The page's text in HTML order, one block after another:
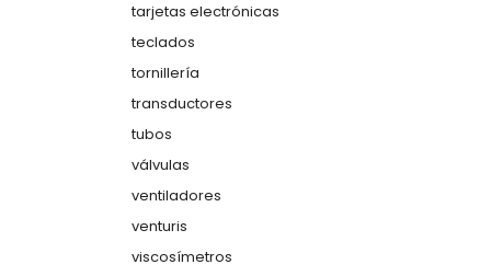
tarjetas electrónicas
teclados
tornillería
transductores
tubos
válvulas
ventiladores
venturis
viscosímetros